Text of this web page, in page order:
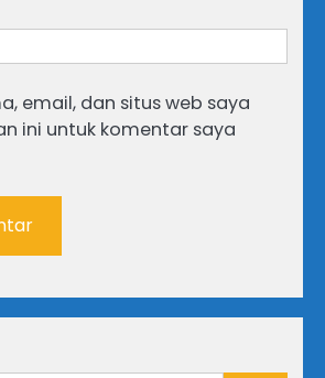
email, dan situs web saya
ini untuk komentar saya